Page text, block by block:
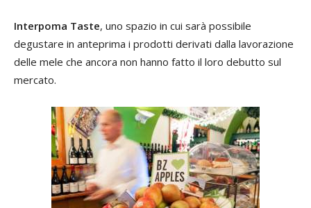
Interpoma Taste, uno spazio in cui sarà possibile
degustare in anteprima i prodotti derivati dalla lavorazione
delle mele che ancora non hanno fatto il loro debutto sul
mercato.